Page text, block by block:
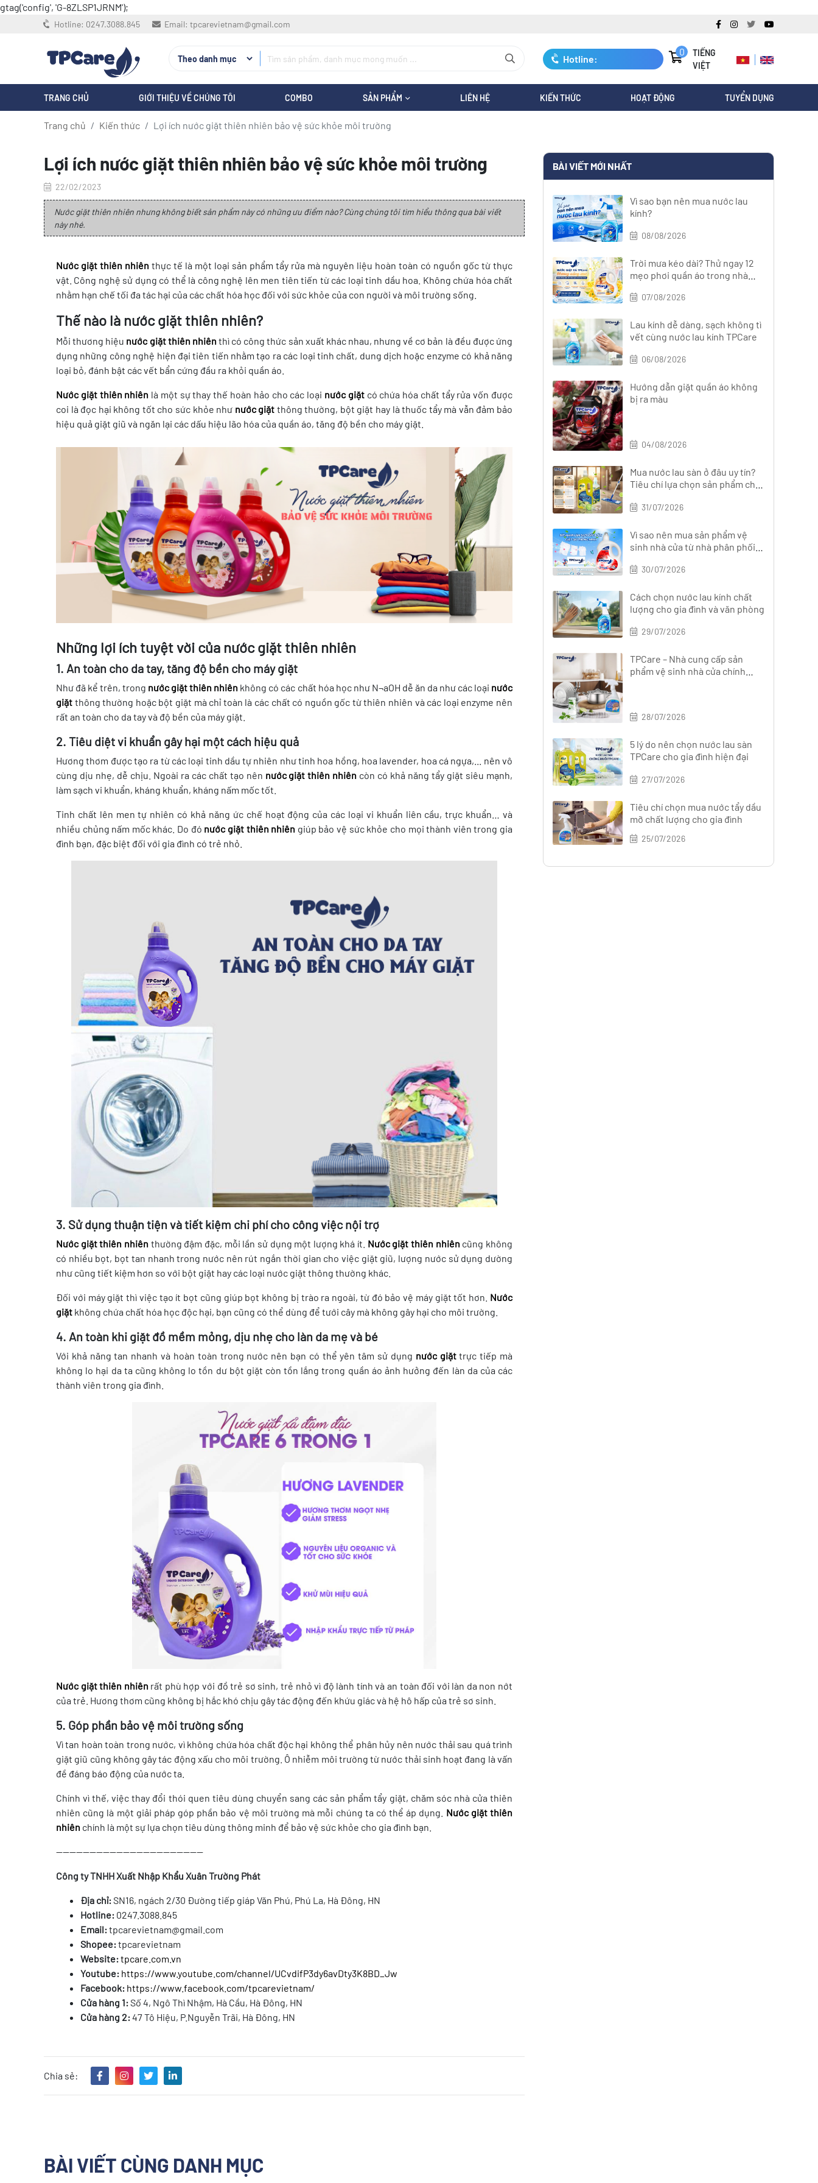
gtag('config', 'G-8ZLSP1JRNM');
Hotline: 0247.3088.845 Email: tpcarevietnam@gmail.com
Hotline:
0247.3088.845
0
TIẾNG
VIỆT
TRANG CHỦ GIỚI THIỆU VỀ CHÚNG TÔI COMBO SẢN PHẨM LIÊN HỆ KIẾN THỨC HOẠT ĐỘNG TUYỂN DỤNG
Trang chủ Kiến thức Lợi ích nước giặt thiên nhiên bảo vệ sức khỏe môi trường
Lợi ích nước giặt thiên nhiên bảo vệ sức khỏe môi trường
22/02/2023
Nước giặt thiên nhiên nhưng không biết sản phẩm này có những ưu điểm nào? Cùng chúng tôi tìm hiểu thông qua bài viết
này nhé.
Nước giặt thiên nhiên thực tế là một loại sản phẩm tẩy rửa mà nguyên liệu hoàn toàn có nguồn gốc từ thực
vật. Công nghệ sử dụng có thể là công nghệ lên men tiên tiến từ các loại tinh dầu hoa. Không chứa hóa chất
nhằm hạn chế tối đa tác hại của các chất hóa học đối với sức khỏe của con người và môi trường sống.
Thế nào là nước giặt thiên nhiên?
Mỗi thương hiệu nước giặt thiên nhiênthì có công thức sản xuất khác nhau, nhưng về cơ bản là đều được ứng
dụng những công nghệ hiện đại tiên tiến nhằm tạo ra các loại tinh chất, dung dịch hoặc enzyme có khả năng
loại bỏ, đánh bật các vết bẩn cứng đầu ra khỏi quần áo.
Nước giặt thiên nhiên là một sự thay thế hoàn hảo cho các loại nước giặtcó chứa hóa chất tẩy rửa vốn được
coi là đọc hại không tốt cho sức khỏe như nước giặt thông thường, bột giặt hay là thuốc tẩy mà vẫn đảm bảo
hiệu quả giặt giũ và ngăn lại các dấu hiệu lão hóa của quần áo, tăng độ bền cho máy giặt.
Những lợi ích tuyệt vời của nước giặt thiên nhiên
1. An toàn cho da tay, tăng độ bền cho máy giặt
Như đã kể trên, trong nước giặt thiên nhiên không có các chất hóa học như N¬aOH dễ ăn da như các loại nước
giặt thông thường hoặc bột giặt mà chỉ toàn là các chất có nguồn gốc từ thiên nhiên và các loại enzyme nên
rất an toàn cho da tay và độ bền của máy giặt.
2. Tiêu diệt vi khuẩn gây hại một cách hiệu quả
Hương thơm được tạo ra từ các loại tinh dầu tự nhiên như tinh hoa hồng, hoa lavender, hoa cá ngựa,... nên vô
cùng dịu nhẹ, dễ chịu. Ngoài ra các chất tạo nên nước giặt thiên nhiên còn có khả năng tẩy giặt siêu mạnh,
làm sạch vi khuẩn, kháng khuẩn, kháng nấm mốc tốt.
Tinh chất lên men tự nhiên có khả năng ức chế hoạt động của các loại vi khuẩn liên cầu, trực khuẩn… và
nhiều chủng nấm mốc khác. Do đó nước giặt thiên nhiên giúp bảo vệ sức khỏe cho mọi thành viên trong gia
đình bạn, đặc biệt đối với gia đình có trẻ nhỏ.
3. Sử dụng thuận tiện và tiết kiệm chi phí cho công việc nội trợ
Nước giặt thiên nhiênthường đậm đặc, mỗi lần sử dụng một lượng khá ít. Nước giặt thiên nhiêncũng không
có nhiều bọt, bọt tan nhanh trong nước nên rút ngắn thời gian cho việc giặt giũ, lượng nước sử dụng dường
như cũng tiết kiệm hơn so với bột giặt hay các loại nước giặt thông thường khác.
Đối với máy giặt thì việc tạo ít bọt cũng giúp bọt không bị trào ra ngoài, từ đó bảo vệ máy giặt tốt hơn. Nước
giặt không chứa chất hóa học độc hại, bạn cũng có thể dùng để tưới cây mà không gây hại cho môi trường.
4. An toàn khi giặt đồ mềm mỏng, dịu nhẹ cho làn da mẹ và bé
Với khả năng tan nhanh và hoàn toàn trong nước nên bạn có thể yên tâm sử dụng nước giặttrực tiếp mà
không lo hại da ta cũng không lo tồn dư bột giặt còn tồn lắng trong quần áo ảnh hưởng đến làn da của các
thành viên trong gia đình.
Nước giặt thiên nhiênrất phù hợp với đồ trẻ sơ sinh, trẻ nhỏ vì độ lành tính và an toàn đối với làn da non nớt
của trẻ. Hương thơm cũng không bị hắc khó chịu gây tác động đến khứu giác và hệ hô hấp của trẻ sơ sinh.
5. Góp phần bảo vệ môi trường sống
Vì tan hoàn toàn trong nước, vì không chứa hóa chất độc hại không thể phân hủy nên nước thải sau quá trình
giặt giũ cũng không gây tác động xấu cho môi trường. Ô nhiễm môi trường từ nước thải sinh hoạt đang là vấn
đề đáng báo động của nước ta.
Chính vì thế, việc thay đổi thói quen tiêu dùng chuyển sang các sản phẩm tẩy giặt, chăm sóc nhà cửa thiên
nhiên cũng là một giải pháp góp phần bảo vệ môi trường mà mỗi chúng ta có thể áp dụng. Nước giặt thiên
nhiên chính là một sự lựa chọn tiêu dùng thông minh để bảo vệ sức khỏe cho gia đình bạn.
--------------------------------------------
Công ty TNHH Xuất Nhập Khẩu Xuân Trường Phát
Địa chỉ:SN16, ngách 2/30 Đường tiếp giáp Văn Phú, Phú La, Hà Đông, HN
Hotline: 0247.3088.845
Email:tpcarevietnam@gmail.com
Shopee:tpcarevietnam
Website:tpcare.com.vn
Youtube: https://www.youtube.com/channel/UCvdifP3dy6avDty3K8BD_Jw
Facebook: https://www.facebook.com/tpcarevietnam/
Cửa hàng 1:Số 4, Ngô Thì Nhậm, Hà Cầu, Hà Đông, HN
Cửa hàng 2:47 Tô Hiệu, P.Nguyễn Trãi, Hà Đông, HN
Chia sẻ:
BÀI VIẾT MỚI NHẤT
Vì sao bạn nên mua nước lau
kính?
08/08/2026
Trời mưa kéo dài? Thử ngay 12
mẹo phơi quần áo trong nhà
07/08/2026
Lau kính dễ dàng, sạch không tì
vết cùng nước lau kính TPCare
06/08/2026
Hướng dẫn giặt quần áo không
bị ra màu
04/08/2026
Mua nước lau sàn ở đâu uy tín?
Tiêu chí lựa chọn sản phẩm chất
31/07/2026
Vì sao nên mua sản phẩm vệ
sinh nhà cửa từ nhà phân phối
30/07/2026
Cách chọn nước lau kính chất
lượng cho gia đình và văn phòng
29/07/2026
TPCare – Nhà cung cấp sản
phẩm vệ sinh nhà cửa chính
28/07/2026
5 lý do nên chọn nước lau sàn
TPCare cho gia đình hiện đại
27/07/2026
Tiêu chí chọn mua nước tẩy dầu
mỡ chất lượng cho gia đình
25/07/2026
BÀI VIẾT CÙNG DANH MỤC